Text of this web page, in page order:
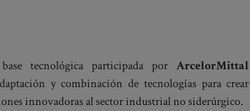
tecnológica participada porArcelorMittal
y combinación de tecnologías para crear
innovadoras al sector industrial no siderúrgico.